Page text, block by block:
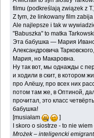
filmu (podkreślają związek z
Z tym, że linkowany film
Ale najlepsze i tak w
"Babuszka" to matka
Эта бабушка — Мария
Александровича
Мария, но Макаровна.
Ну так вот, мы однажды с
и ходили в скит, в котором
про Алёшу, про всех них
потом там же, в Оптиной,
прочитал, это класс
бабушка!
[musiałam
]
I skoro o siostrze - to nie
Mrożek – inteligencki